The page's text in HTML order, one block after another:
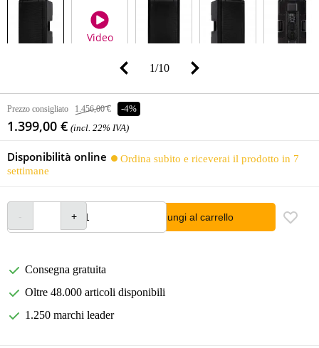
Video
1/10
Prezzo consigliato 1.456,00 € -4%
1.399,00 € (incl. 22% IVA)
Disponibilità online
Ordina subito e riceverai il prodotto in 7
settimane
Aggiungi al carrello
Consegna gratuita
Oltre 48.000 articoli disponibili
1.250 marchi leader